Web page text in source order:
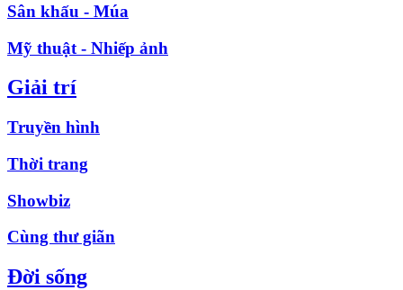
Sân khấu - Múa
Mỹ thuật - Nhiếp ảnh
Giải trí
Truyền hình
Thời trang
Showbiz
Cùng thư giãn
Đời sống